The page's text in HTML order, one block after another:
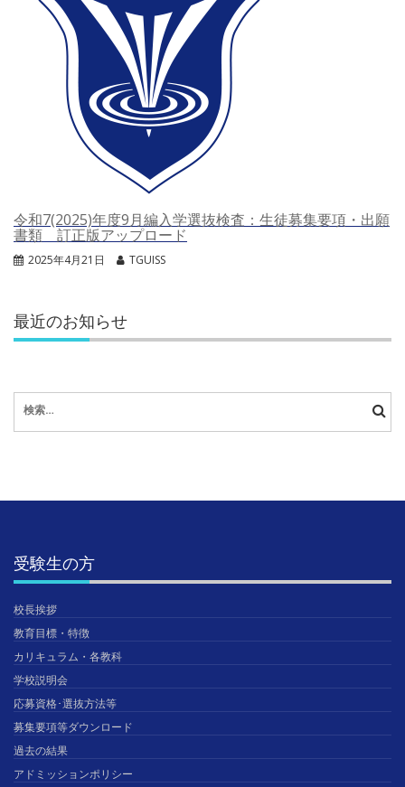
令和7(2025)年度9月編入学選抜検査：生徒募集要項・出願
書類 訂正版アップロード
2025年4月21日 TGUISS
最近のお知らせ
索:
受験生の方
校長挨拶
教育目標・特徴
カリキュラム・各教科
学校説明会
応募資格･選抜方法等
募集要項等ダウンロード
過去の結果
アドミッションポリシー